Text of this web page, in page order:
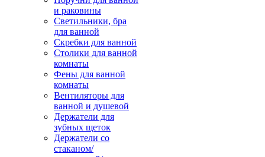
и раковины
Светильники, бра
для ванной
Скребки для ванной
Столики для ванной
комнаты
Фены для ванной
комнаты
Вентиляторы для
ванной и душевой
Держатели для
зубных щеток
Держатели со
стаканом/